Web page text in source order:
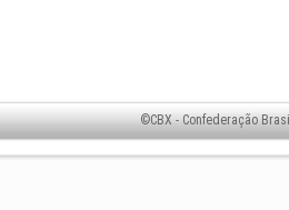
©CBX - Confederação